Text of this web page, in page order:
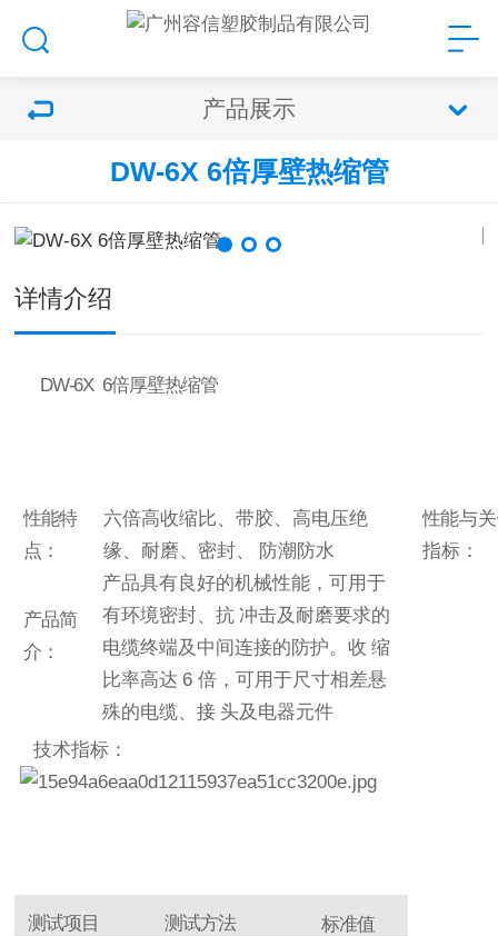
产品展示
DW-6X 6倍厚壁热缩管
详情介绍
DW-6X 6倍厚壁热缩管
性能特
点 ：
产品简
介 ：
六倍高收缩比、带胶、高电压绝
缘、耐磨、密封、
防潮防水
产品具有良好的机械性能，可用于
有环境密封、抗 冲击及耐磨要求的
电缆终端及中间连接的防护。收 缩
比率高达 6倍，可用于尺寸相差悬
殊的电缆、接 头及电器元件
性能与
指标 ：
技术指标：
测试项目 测试方法
标准值